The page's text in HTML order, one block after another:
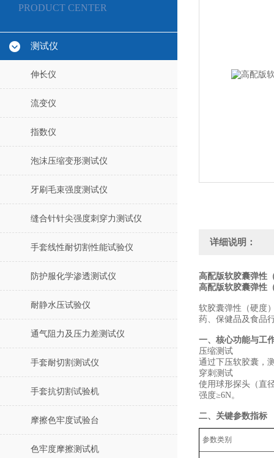
PRODUCT CENTER
测试仪
伸长仪
流变仪
指数仪
泡沫压缩变形测试仪
牙刷毛束强度测试仪
缝合针针尖强度刺穿力测试仪
手套线性耐切割性能试验仪
防护服化学渗透测试仪
耐静水压试验仪
通气阻力及压力差测试仪
手套耐切割测试仪
手套抗切割试验机
摩擦色牢度试验台
色牢度摩擦测试机
详细说明：
高配版软胶囊弹性
高配版软胶囊弹性
软胶囊弹性（硬度
药、保健品及食品
一、核心功能与工
‌压缩测试‌
通过下压软胶囊，
‌穿刺测试‌
使用球形探头（直
强度≥6N‌。
二、关键参数指标
‌参数类别‌